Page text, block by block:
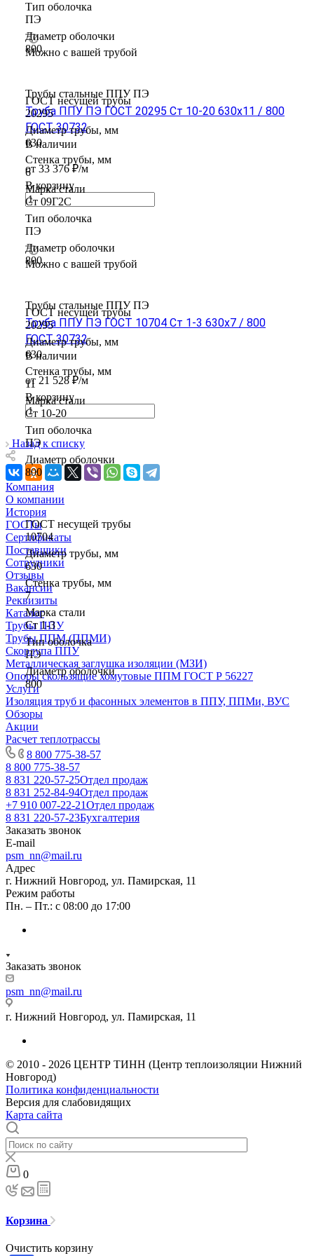
Тип оболочка
ПЭ
Диаметр оболочки
800
ГОСТ несущей трубы
20295
Диаметр трубы, мм
630
Стенка трубы, мм
6
Марка стали
Ст 09Г2С
Тип оболочка
ПЭ
Диаметр оболочки
800
ГОСТ несущей трубы
20295
Диаметр трубы, мм
630
Стенка трубы, мм
11
Марка стали
Ст 10-20
Тип оболочка
ПЭ
Диаметр оболочки
800
Можно с вашей трубой
Трубы стальные ППУ ПЭ
Труба ППУ ПЭ ГОСТ 20295 Ст 10-20 630x11 / 800
ГОСТ 30732
В наличии
от 33 376 ₽/м
В корзину
ГОСТ несущей трубы
10704
Диаметр трубы, мм
630
Стенка трубы, мм
7
Марка стали
Ст 1-3
Тип оболочка
ПЭ
Диаметр оболочки
800
Можно с вашей трубой
Трубы стальные ППУ ПЭ
Труба ППУ ПЭ ГОСТ 10704 Ст 1-3 630x7 / 800
ГОСТ 30732
В наличии
от 21 528 ₽/м
В корзину
Назад к списку
Компания
О компании
История
ГОСТы
Сертификаты
Поставщики
Сотрудники
Отзывы
Вакансии
Реквизиты
Каталог
Трубы ППУ
Трубы ППМ (ППМИ)
Скорлупа ППУ
Металлическая заглушка изоляции (МЗИ)
Опоры скользящие хомутовые ППМ ГОСТ Р 56227
Услуги
Изоляция труб и фасонных элементов в ППУ, ППМи, ВУС
Обзоры
Акции
Расчет теплотрассы
8 800 775-38-57
8 800 775-38-57
8 831 220-57-25Отдел продаж
8 831 252-84-94Отдел продаж
+7 910 007-22-21Отдел продаж
8 831 220-57-23Бухгалтерия
Заказать звонок
E-mail
psm_nn@mail.ru
Адрес
г. Нижний Новгород, ул. Памирская, 11
Режим работы
Пн. – Пт.: с 08:00 до 17:00
Заказать звонок
psm_nn@mail.ru
г. Нижний Новгород, ул. Памирская, 11
© 2010 - 2026 ЦЕНТР ТИНН (Центр теплоизоляции Нижний
Новгород)
Политика конфиденциальности
Версия для слабовидящих
Карта сайта
0
Корзина
Очистить корзину